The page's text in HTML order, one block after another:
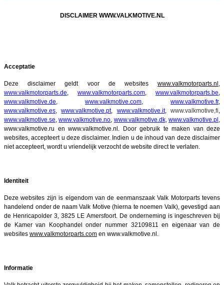
DISCLAIMER WWW.VALKMOTIVE.NL
Acceptatie
Deze disclaimer geldt voor de websites www.valkmotorparts.nl,
www.valkmotorparts.de, www.valkmotorparts.com, www.valkmotorparts.be,
www.valkmotive.de, www.valkmotive.com, www.valkmotive.fr,
www.valkmotive.es,www.valkmotive.pt, www.valkmotive.it,www.valkmotive,fi,
www.valkmotive.se,www.valkmotive.no, www.valkmotive.dk,www.valkmotive.pl,
www.valkmotive.ru en www.valkmotive.nl. Door gebruik te maken van deze
websites, accepteert u deze disclaimer. Indien u de inhoud van deze disclaimer
niet accepteert, wordt u vriendelijk verzocht de website direct te verlaten.
Identiteit
Deze websites zijn is eigendom van de eenmanszaak Valk Motorparts tevens
handelend onder de naam Valk Motive (hierna te noemen Valk), gevestigd aan
de Henricapolder 3, 3825 LE Amersfoort. De onderneming is ingeschreven bij
de Kamer van Koophandel onder nummer 32109811 en eigenaar van de
websites www.valkmotorparts.com en www.valkmotive.nl.
Informatie